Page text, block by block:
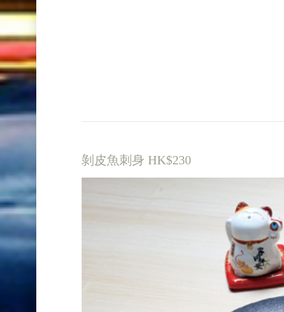
剝皮魚刺身 HK$230